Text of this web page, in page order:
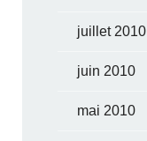
juillet 2010
juin 2010
mai 2010